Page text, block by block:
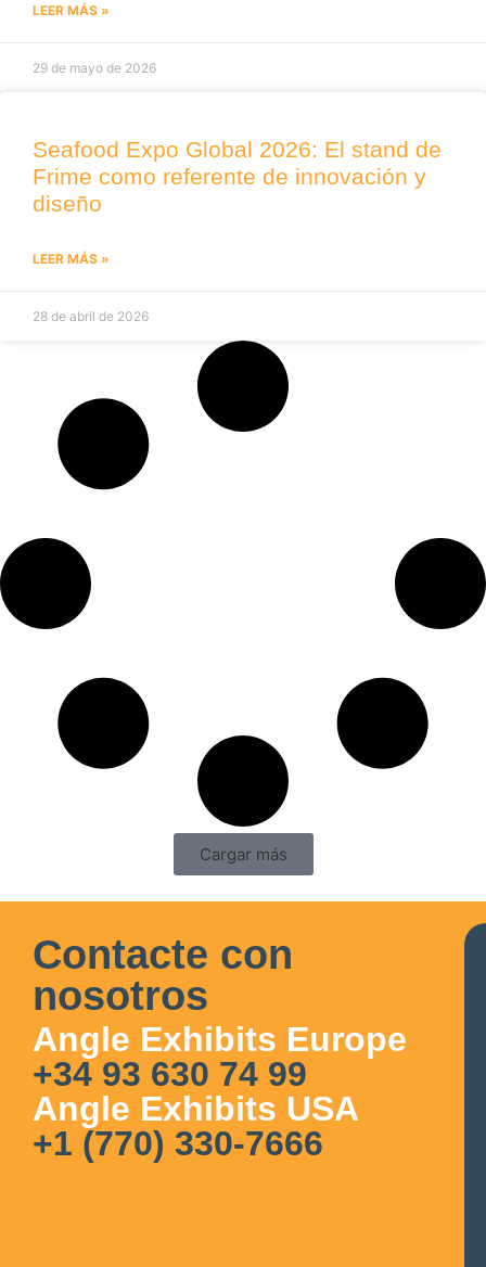
LEER MÁS »
29 de mayo de 2026
Seafood Expo Global 2026: El stand de
Frime como referente de innovación y
diseño
LEER MÁS »
28 de abril de 2026
Cargar más
Contacte con
nosotros
Angle Exhibits Europe
+34 93 630 74 99
Angle Exhibits USA
+1 (770) 330-7666